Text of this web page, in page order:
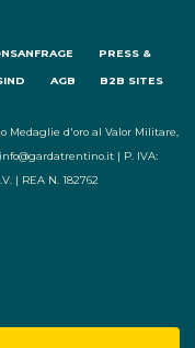
PRESS &
AGB B2B SITES
Medaglie d'oro al Valor Militare,
info@gardatrentino.it | P. IVA:
| REA N. 182762